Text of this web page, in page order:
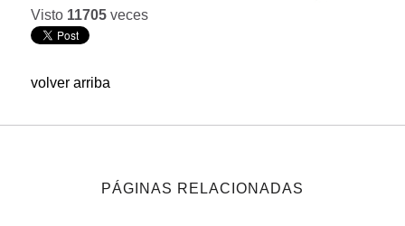
Visto 11705 veces
volver arriba
PÁGINAS RELACIONADAS